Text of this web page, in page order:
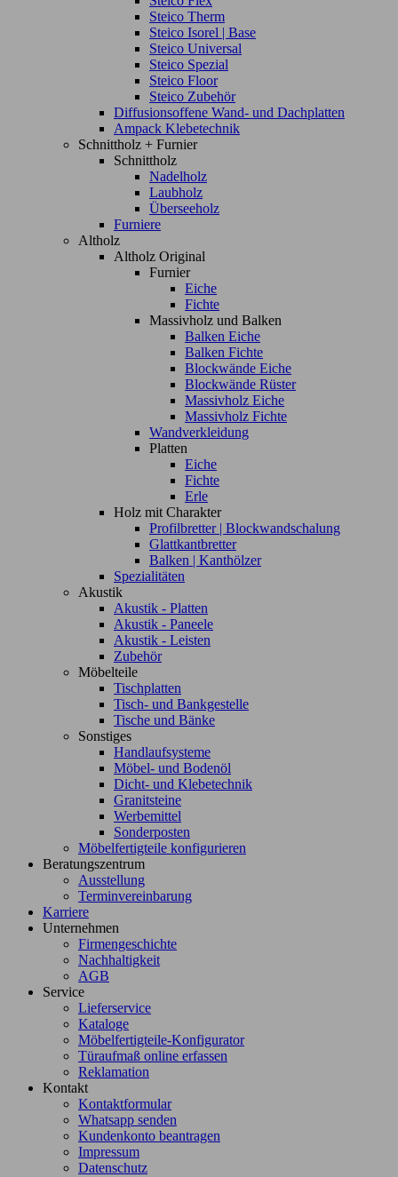
Steico Therm
Steico Isorel | Base
Steico Universal
Steico Spezial
Steico Floor
Steico Zubehör
Diffusionsoffene Wand- und Dachplatten
Ampack Klebetechnik
Schnittholz + Furnier
Schnittholz
Nadelholz
Laubholz
Überseeholz
Furniere
Altholz
Altholz Original
Furnier
Eiche
Fichte
Massivholz und Balken
Balken Eiche
Balken Fichte
Blockwände Eiche
Blockwände Rüster
Massivholz Eiche
Massivholz Fichte
Wandverkleidung
Platten
Eiche
Fichte
Erle
Holz mit Charakter
Profilbretter | Blockwandschalung
Glattkantbretter
Balken | Kanthölzer
Spezialitäten
Akustik
Akustik - Platten
Akustik - Paneele
Akustik - Leisten
Zubehör
Möbelteile
Tischplatten
Tisch- und Bankgestelle
Tische und Bänke
Sonstiges
Handlaufsysteme
Möbel- und Bodenöl
Dicht- und Klebetechnik
Granitsteine
Werbemittel
Sonderposten
Möbelfertigteile konfigurieren
Beratungszentrum
Ausstellung
Terminvereinbarung
Karriere
Unternehmen
Firmengeschichte
Nachhaltigkeit
AGB
Service
Lieferservice
Kataloge
Möbelfertigteile-Konfigurator
Türaufmaß online erfassen
Reklamation
Kontakt
Kontaktformular
Whatsapp senden
Kundenkonto beantragen
Impressum
Datenschutz